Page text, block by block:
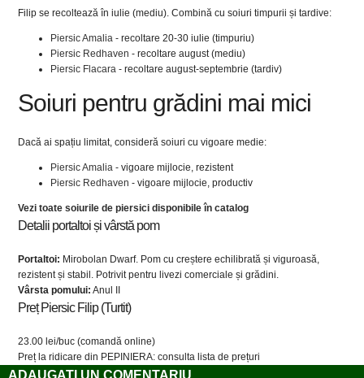
Filip se recoltează în iulie (mediu). Combină cu soiuri timpurii și tardive:
Piersic Amalia - recoltare 20-30 iulie (timpuriu)
Piersic Redhaven - recoltare august (mediu)
Piersic Flacara - recoltare august-septembrie (tardiv)
Soiuri pentru grădini mai mici
Dacă ai spațiu limitat, consideră soiuri cu vigoare medie:
Piersic Amalia - vigoare mijlocie, rezistent
Piersic Redhaven - vigoare mijlocie, productiv
Vezi toate soiurile de piersici disponibile în catalog
Detalii portaltoi și vârstă pom
Portaltoi: Mirobolan Dwarf. Pom cu creștere echilibrată și viguroasă,
rezistent și stabil. Potrivit pentru livezi comerciale și grădini.
Vârsta pomului: Anul II
Preț Piersic Filip (Turtit)
23.00 lei/buc (comandă online)
Preț la ridicare din PEPINIERA: consulta lista de prețuri
ADAUGATI UN COMENTARIU